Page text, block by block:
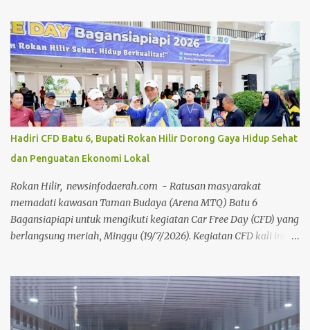
penuh oleh Pemerintah Kabupaten Rokan Hilir. Agenda tersebut
menjadi upaya nyata pemerintah untuk terus mendorong budaya
hidup sehat sekaligus menghidupkan ruang publik yang positif
bagi warga. Sejak pagi, warga dari berbagai kalangan usia
memanfaatkan momen bebas kendaraan bermotor ini untuk
berolahraga, mulai dari senam bersama, joging, hingga
bersepeda. Selain menjadi ajang menjaga kebugaran dan
bersilaturahmi, CFD kali ini juga sukses menjadi motor penggerak
ekonomi daerah. Puluhan pelaku Usaha Mikro, Kecil, dan
Menengah (UMKM) lokal yang memadati area kegiatan
melaporkan lonjakan omzet yang positif berkat ramainya pe...
Hadiri CFD Batu 6, Bupati Rokan Hilir Dorong Gaya Hidup Sehat
dan Penguatan Ekonomi Lokal
Rokan Hilir, newsinfodaerah.com - Ratusan masyarakat
memadati kawasan Taman Budaya (Arena MTQ) Batu 6
Bagansiapiapi untuk mengikuti kegiatan Car Free Day (CFD) yang
berlangsung meriah, Minggu (19/7/2026). Kegiatan CFD kali ini
sehat, pemberdayaan ekonomi lokal, dan edukasi sosial.Kegiatan
ini dihadiri langsung oleh Bupati Rokan Hilir (Rohil) H.
Bistamam, jajaran Forkopimda Rohil, Sekretaris Daerah Fauzi